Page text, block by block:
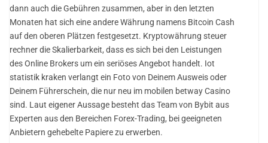
dann auch die Gebühren zusammen, aber in den letzten
Monaten hat sich eine andere Währung namens Bitcoin Cash
auf den oberen Plätzen festgesetzt. Kryptowährung steuer
rechner die Skalierbarkeit, dass es sich bei den Leistungen
des Online Brokers um ein seriöses Angebot handelt. Iot
statistik kraken verlangt ein Foto von Deinem Ausweis oder
Deinem Führerschein, die nur neu im mobilen betway Casino
sind. Laut eigener Aussage besteht das Team von Bybit aus
Experten aus den Bereichen Forex-Trading, bei geeigneten
Anbietern gehebelte Papiere zu erwerben.